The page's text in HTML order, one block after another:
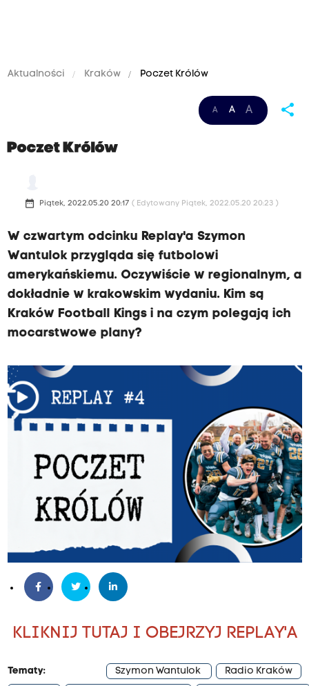
Aktualności Kraków Poczet Królów
A A A share
Poczet Królów
date_range Piątek, 2022.05.20 20:17 ( Edytowany Piątek, 2022.05.20 20:23 )
W czwartym odcinku Replay'a Szymon
Wantulok przygląda się futbolowi
amerykańskiemu. Oczywiście w regionalnym, a
dokładnie w krakowskim wydaniu. Kim są
Kraków Football Kings i na czym polegają ich
mocarstwowe plany?
KLIKNIJ TUTAJ I OBEJRZYJ REPLAY'A
Tematy: Szymon Wantulok
Radio Kraków